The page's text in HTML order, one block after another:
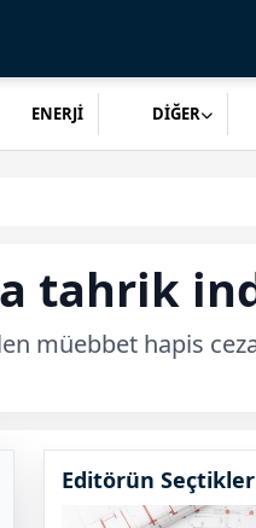
ENERJİ DİĞER
tahrik
müebbet hapis
Editörün